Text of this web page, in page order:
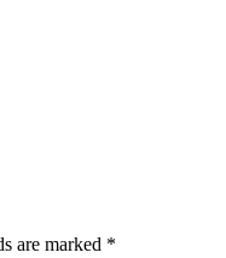
are marked *